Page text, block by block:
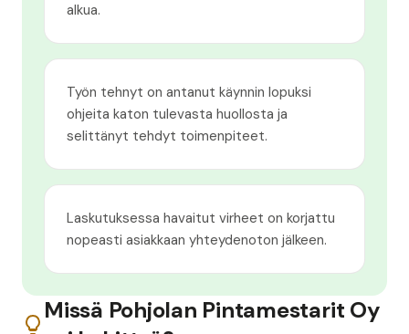
alkua.
Työn tehnyt on antanut käynnin lopuksi
ohjeita katon tulevasta huollosta ja
selittänyt tehdyt toimenpiteet.
Laskutuksessa havaitut virheet on korjattu
nopeasti asiakkaan yhteydenoton jälkeen.
Missä Pohjolan Pintamestarit Oy